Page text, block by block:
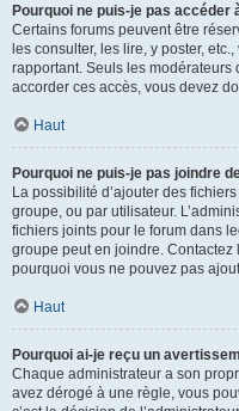
Pourquoi ne puis-je pas accéder
Certains forums peuvent être
les consulter, les lire, y poster,
rapportant. Seuls les
accorder ces accès, vous devez
Haut
Pourquoi ne puis-je pas joindre
La possibilité d’ajouter des
groupe, ou par utilisateur.
fichiers joints pour le forum dans
groupe peut en joindre. Contactez
pourquoi vous ne pouvez pas
Haut
Pourquoi ai-je reçu un
Chaque administrateur a son
avez dérogé à une règle, vous